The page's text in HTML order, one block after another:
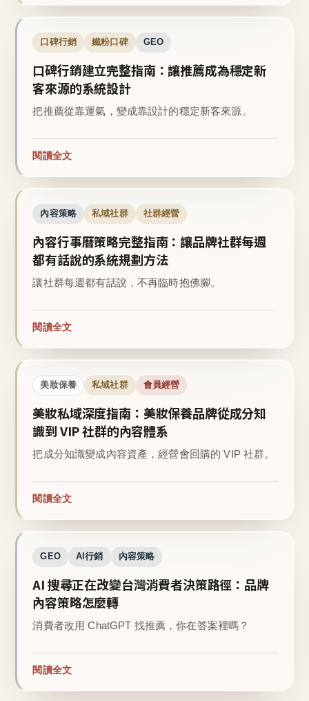
口碑行銷 鐵粉口碑 GEO
口碑行銷建立完整指南：讓推薦成為穩定新
客來源的系統設計
把推薦從靠運氣，變成靠設計的穩定新客來源。
閱讀全文
內容策略 私域社群 社群經營
內容行事曆策略完整指南：讓品牌社群每週
都有話說的系統規劃方法
讓社群每週都有話說，不再臨時抱佛腳。
閱讀全文
美妝保養 私域社群 會員經營
美妝私域深度指南：美妝保養品牌從成分知
識到 VIP 社群的內容體系
把成分知識變成內容資產，經營會回購的 VIP 社群。
閱讀全文
GEO AI行銷 內容策略
AI 搜尋正在改變台灣消費者決策路徑：品牌
內容策略怎麼轉
消費者改用 ChatGPT 找推薦，你在答案裡嗎？
閱讀全文